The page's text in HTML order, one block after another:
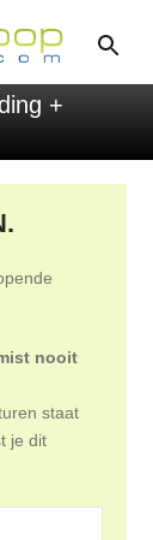
+
nooit
staat
je dit